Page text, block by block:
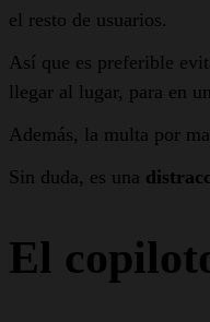
el resto de usuarios.
Así que es preferible
llegar al lugar, para en
Además, la multa por
Sin duda, es una
El